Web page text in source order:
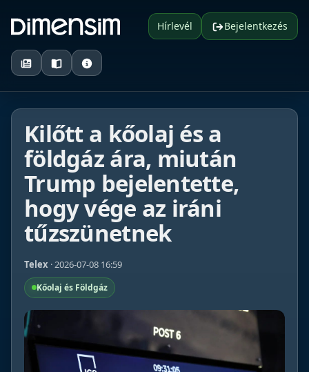
Hírlevél Bejelentkezés
Kilőtt a kőolaj és a
földgáz ára, miután
Trump bejelentette,
hogy vége az iráni
tűzszünetnek
Telex · 2026-07-08 16:59
Kőolaj és Földgáz